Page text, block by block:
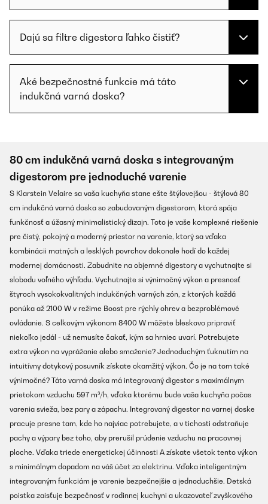
Dajú sa filtre digestora ľahko čistiť?
Aké bezpečnostné funkcie má táto
indukčná varná doska?
80 cm indukčná varná doska s integrovaným
digestorom pre jednoduché varenie
S Klarstein Velaire sa vaša kuchyňa stane ešte štýlovejšou - štýlová 80
cm indukčná varná doska so zabudovaným digestorom, ktorá spája
funkčnosť a úžasný minimalistický dizajn. Toto je vaše komplexné riešenie
pre čistý, pokojný a moderný priestor na varenie, ktorý sa vďaka
kombinácii matných a lesklých povrchov dokonale hodí do každej
modernej domácnosti. Zabudnite na objemné digestory a vychutnajte si
slobodu voľného výhľadu. Vychutnajte si výnimočný výkon a presnosť
štyroch vysokokvalitných indukčných varných zón, z ktorých každá
ponúka až 2100 W v režime Boost pre rýchly ohrev a bezproblémové
ovládanie. S celkovým výkonom 8400 W môžete bleskovo pripraviť
niekoľko jedál - už nemusíte čakať, kým sa hrniec uvarí. Potrebujete
extra výkon na vyprážanie alebo smaženie? Jednoduchým ťuknutím na
intuitívny dotykový posuvník získate okamžitý výkon. Čo je na tom také
výnimočné? Táto varná doska má integrovaný digestor s maximálnym
prietokom vzduchu 597 m³/h, vďaka ktorému bude vaša kuchyňa počas
varenia svieža, bez pary a zápachu. Integrovaný digestor na varnej doske
pracuje presne tam, kde ho najviac potrebujete, a v tichosti odstraňuje
pachy a výpary bez toho, aby prerušil prúdenie vzduchu na pracovnej
ploche. Vďaka triede energetickej účinnosti A získate všetok tento výkon
s minimálnym dopadom na váš účet za elektrinu. Vďaka inteligentným
integrovaným funkciám je varenie bezpečnejšie a jednoduchšie. Detská
poistka zaisťuje bezpečnosť v rodinnej kuchyni a ukazovateľ zvyškového